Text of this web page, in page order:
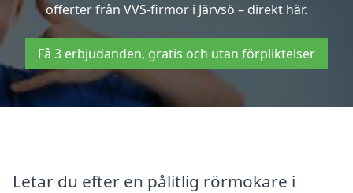
offerter från VVS-firmor i Järvsö – direkt här.
Få 3 erbjudanden, gratis och utan förpliktelser
Letar du efter en pålitlig rörmokare i